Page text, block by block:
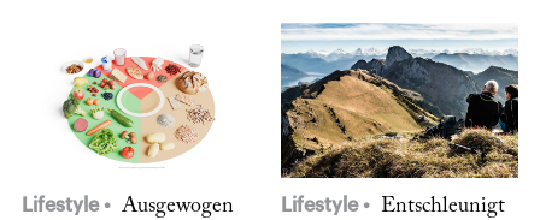
Lifestyle
Ausgewogen
Lifestyle
Entschleunigt